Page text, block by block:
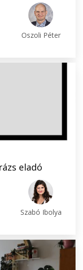
Oszoli Péter
eladó
Szabó Ibolya